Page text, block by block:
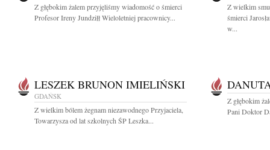
Z głębokim żalem przyjęliśmy wiadomość o śmierci
Profesor Ireny Jundziłł Wieloletniej pracownicy...
Z wielkim
śmierci
w...
LESZEK BRUNON IMIELIŃSKI
GDAŃSK
Z wielkim bólem żegnam niezawodnego Przyjaciela,
Towarzysza od lat szkolnych ŚP Leszka...
Z głębokim
Pani Doktor